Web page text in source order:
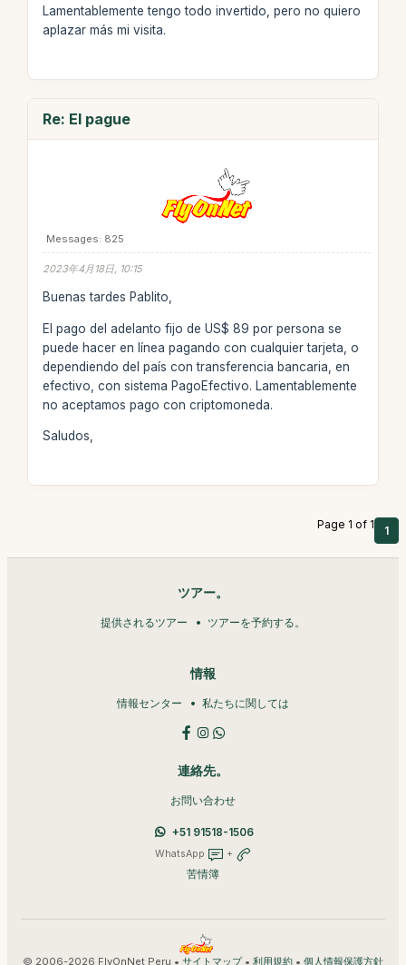
Lamentablemente tengo todo invertido, pero no quiero
aplazar más mi visita.
Re: El pague
Messages: 825
2023年4月18日, 10:15
Buenas tardes Pablito,
El pago del adelanto fijo de US$ 89 por persona se
puede hacer en línea pagando con cualquier tarjeta, o
dependiendo del país con transferencia bancaria, en
efectivo, con sistema PagoEfectivo. Lamentablemente
no aceptamos pago con criptomoneda.
Saludos,
Page 1 of 1 1
ツアー。
提供されるツアー ツアーを予約する。
情報
情報センター 私たちに関しては
連絡先。
お問い合わせ
+51 91518-1506
WhatsApp +
苦情簿
© 2006-2026 FlyOnNet Peru • サイトマップ• 利用規約 • 個人情報保護方針